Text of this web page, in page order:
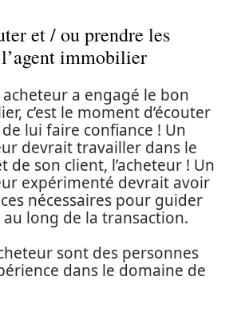
et / ou prendre les
immobilier
acheteur a engagé le bon
c’est le moment d’écouter
lui faire confiance ! Un
devrait travailler dans le
son client, l’acheteur ! Un
expérimenté devrait avoir
nécessaires pour guider
au long de la transaction.
sont des personnes
dans le domaine de